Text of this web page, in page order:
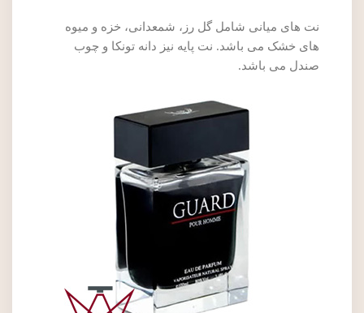
نت های میانی شامل گل رز، شمعدانی، خزه و میوه
های خشک می باشد. نت پایه نیز دانه تونکا و چوب
صندل می باشد.